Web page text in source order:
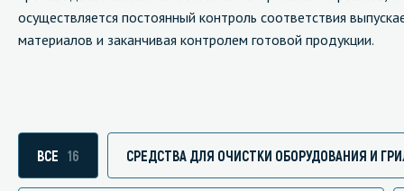
Дегризер
Защитные
стрипперы
осуществляется постоянный контроль соответствия
материалов и заканчивая контролем готовой продукции.
ВСЕ 16 СРЕДСТВА ДЛЯ ОЧИСТКИ ОБОРУДОВАНИЯ И